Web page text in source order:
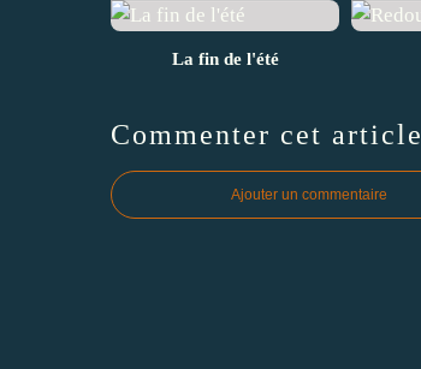
La fin de l'été
Commenter cet article
Ajouter un commentaire